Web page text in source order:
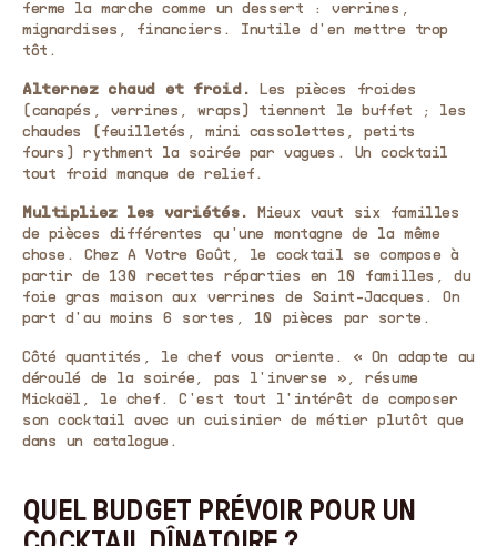
ferme la marche comme un dessert : verrines,
mignardises, financiers. Inutile d'en mettre trop
tôt.
Alternez chaud et froid. Les pièces froides
(canapés, verrines, wraps) tiennent le buffet ; les
chaudes (feuilletés, mini cassolettes, petits
fours) rythment la soirée par vagues. Un cocktail
tout froid manque de relief.
Multipliez les variétés. Mieux vaut six familles
de pièces différentes qu'une montagne de la même
chose. Chez A Votre Goût, le cocktail se compose à
partir de 130 recettes réparties en 10 familles, du
foie gras maison aux verrines de Saint-Jacques. On
part d'au moins 6 sortes, 10 pièces par sorte.
Côté quantités, le chef vous oriente. « On adapte au
déroulé de la soirée, pas l'inverse », résume
Mickaël, le chef. C'est tout l'intérêt de composer
son cocktail avec un cuisinier de métier plutôt que
dans un catalogue.
QUEL BUDGET PRÉVOIR POUR UN